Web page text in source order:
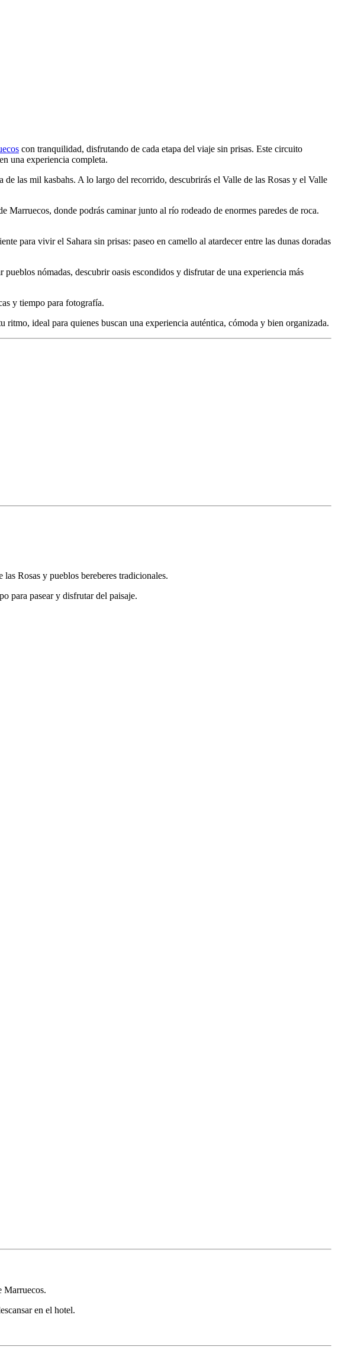
con tranquilidad, disfrutando de cada etapa del viaje sin prisas. Este circuito
una experiencia completa.
las mil kasbahs. A lo largo del recorrido, descubrirás el Valle de las Rosas y el Valle
Marruecos, donde podrás caminar junto al río rodeado de enormes paredes de roca.
para vivir el Sahara sin prisas: paseo en camello al atardecer entre las dunas doradas
nómadas, descubrir oasis escondidos y disfrutar de una experiencia más
y tiempo para fotografía.
ideal para quienes buscan una experiencia auténtica, cómoda y bien organizada.
Rosas y pueblos bereberes tradicionales.
para pasear y disfrutar del paisaje.
Marruecos.
en el hotel.